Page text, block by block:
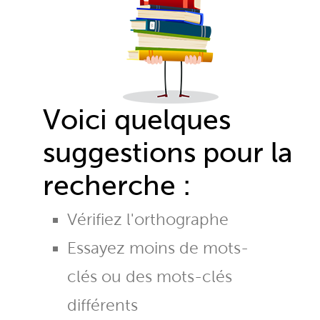
Voici quelques
suggestions pour la
recherche :
Vérifiez l'orthographe
Essayez moins de mots-
clés ou des mots-clés
différents